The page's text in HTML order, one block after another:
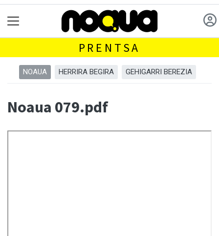
PRENTSA
NOAUA HERRIRA BEGIRA GEHIGARRI BEREZIA
Noaua 079.pdf